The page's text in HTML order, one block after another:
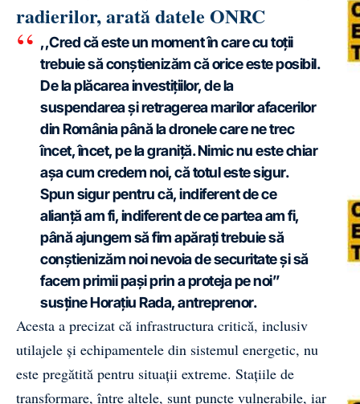
radierilor, arată datele ONRC
,,Cred că este un moment în care cu toții
trebuie să conștienizăm că orice este posibil.
De la plăcarea investițiilor, de la
suspendarea și retragerea marilor afacerilor
din România până la dronele care ne trec
încet, încet, pe la graniță. Nimic nu este chiar
așa cum credem noi, că totul este sigur.
Spun sigur pentru că, indiferent de ce
alianță am fi, indiferent de ce partea am fi,
până ajungem să fim apărați trebuie să
conștienizăm noi nevoia de securitate și să
facem primii pași prin a proteja pe noi”
susține Horațiu Rada, antreprenor.
Acesta a precizat că infrastructura critică, inclusiv
utilajele și echipamentele din sistemul energetic, nu
este pregătită pentru situații extreme. Stațiile de
transformare, între altele, sunt puncte vulnerabile, iar